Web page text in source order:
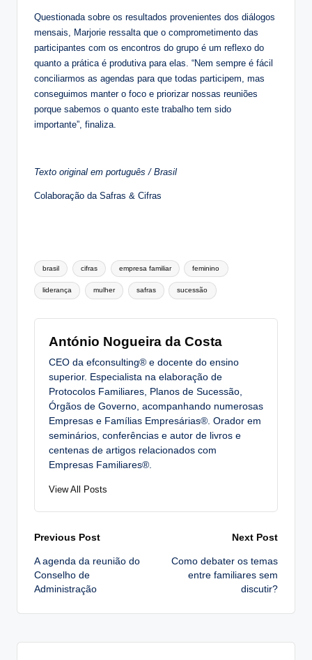
Questionada sobre os resultados provenientes dos diálogos
mensais, Marjorie ressalta que o comprometimento das
participantes com os encontros do grupo é um reflexo do
quanto a prática é produtiva para elas. “Nem sempre é fácil
conciliarmos as agendas para que todas participem, mas
conseguimos manter o foco e priorizar nossas reuniões
porque sabemos o quanto este trabalho tem sido
importante”, finaliza.
Texto original em português / Brasil
Colaboração da Safras & Cifras
Tags:
brasil cifras empresa familiar feminino
liderança mulher safras sucessão
António Nogueira da Costa
CEO da efconsulting® e docente do ensino
superior. Especialista na elaboração de
Protocolos Familiares, Planos de Sucessão,
Órgãos de Governo, acompanhando numerosas
Empresas e Famílias Empresárias®. Orador em
seminários, conferências e autor de livros e
centenas de artigos relacionados com
Empresas Familiares®.
View All Posts
Post
navigation
Previous Post
A agenda da reunião do
Conselho de
Administração
Next Post
Como debater os temas
entre familiares sem
discutir?